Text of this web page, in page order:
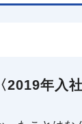
年入社